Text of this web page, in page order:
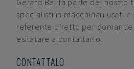
Gerard Bel fa parte del nostro
specialisti in macchinari usati
referente diretto per domande
esitatare a contattarlo.
CONTATTALO